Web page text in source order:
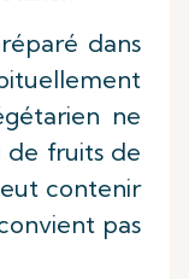
dans
ne
de fruits de
contenir
pas